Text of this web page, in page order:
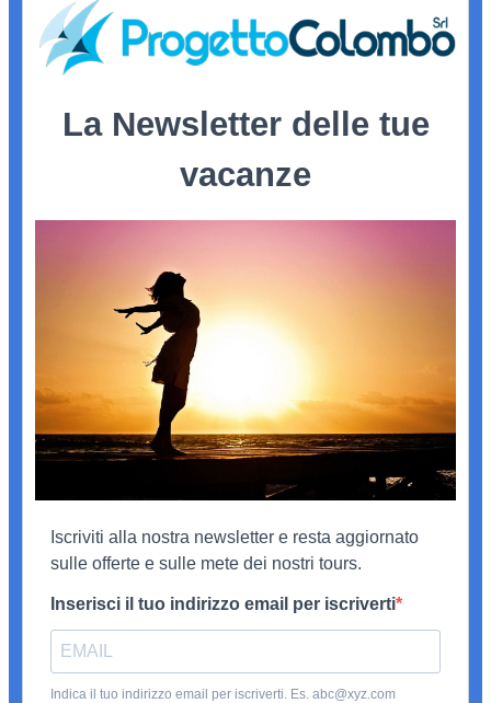
La Newsletter delle tue
vacanze
Iscriviti alla nostra newsletter e resta aggiornato
sulle offerte e sulle mete dei nostri tours.
Inserisci il tuo indirizzo email per iscriverti
Indica il tuo indirizzo email per iscriverti. Es. abc@xyz.com